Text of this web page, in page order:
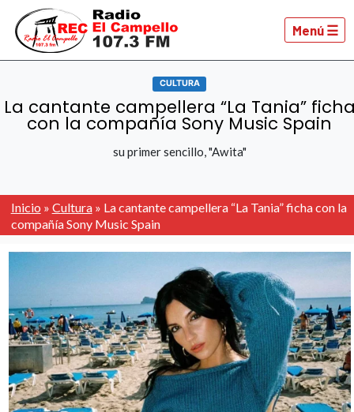
Menú ☰
CULTURA
La cantante campellera “La Tania”
con la compañía Sony Music Spain
su primer sencillo, "Awita"
Inicio » Cultura» La cantante campellera “La Tania” ficha con la
compañía Sony Music Spain